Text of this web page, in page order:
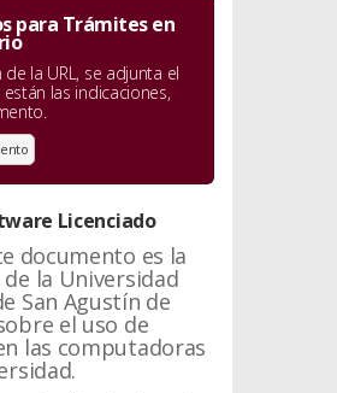
para Trámites en
de la URL, se adjunta el
las indicaciones,
Licenciado
documento es la
la Universidad
San Agustín de
el uso de
las computadoras